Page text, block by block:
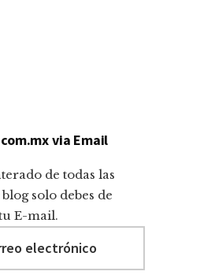
via Email
de todas las
solo debes de
E-mail.